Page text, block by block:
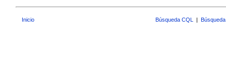
Inicio Búsqueda CQL